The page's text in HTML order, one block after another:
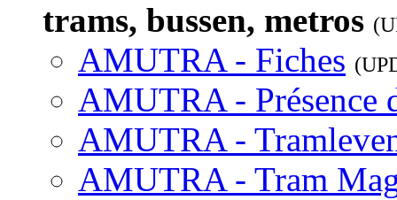
trams, bussen, metros
AMUTRA - Fiches
AMUTRA - Présence
AMUTRA -
AMUTRA - Tram